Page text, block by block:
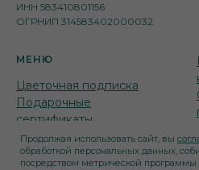
Продолжая использовать сайт, вы
обработкой персональных данных,
посредством метрической программы
ИНН 583410801156
ОГРНИП 314583402000032
МЕНЮ
Цветочная подписка
Подарочные
сертификаты
Отзывы о нас